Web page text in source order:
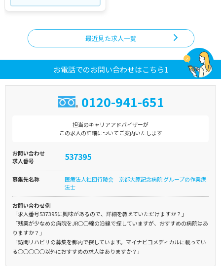
最近見た求人一覧
お電話でのお問い合わせはこちら1
0120-941-651
担当のキャリアアドバイザーが
この求人の詳細についてご案内いたします
お問い合わせ
求人番号
537395
募集先名称
医療法人社団行陵会 京都大原記念病院 グループの作業療
法士
お問い合わせ例
「求人番号537395に興味があるので、詳細を教えていただけますか？」
「残業が少なめの病院をJR○○線の沿線で探していますが、おすすめの病院はあ
りますか？」
「訪問リハビリの募集を都内で探しています。マイナビコメディカルに載ってい
る○○○○○以外におすすめの求人はありますか？」